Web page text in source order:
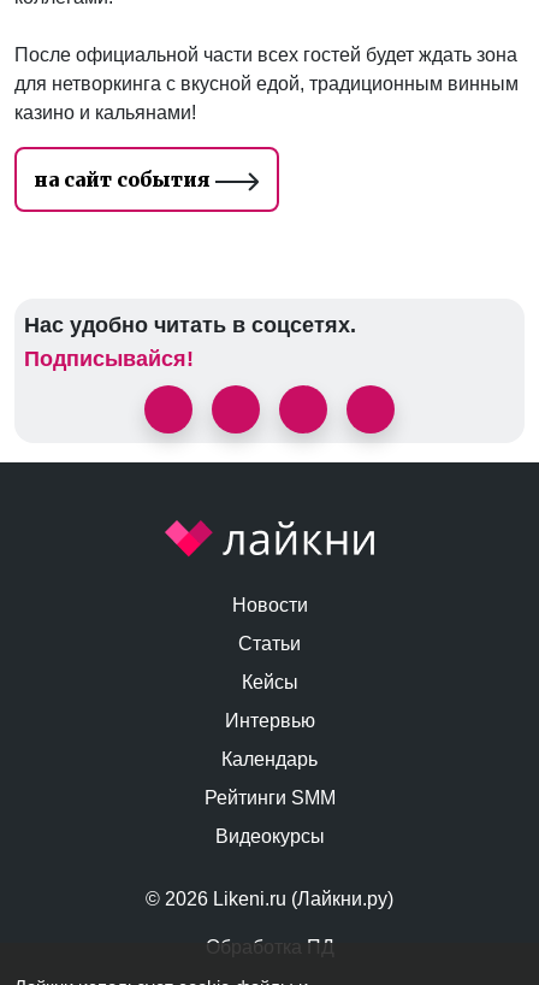
После официальной части всех гостей будет ждать зона
для нетворкинга с вкусной едой, традиционным винным
казино и кальянами!
на сайт события
Нас удобно читать в соцсетях.
Подписывайся!
© 2026 Likeni.ru (Лайкни.ру)
Обработка ПД
Новости
Статьи
Кейсы
Интервью
Календарь
Рейтинги SMM
Видеокурсы